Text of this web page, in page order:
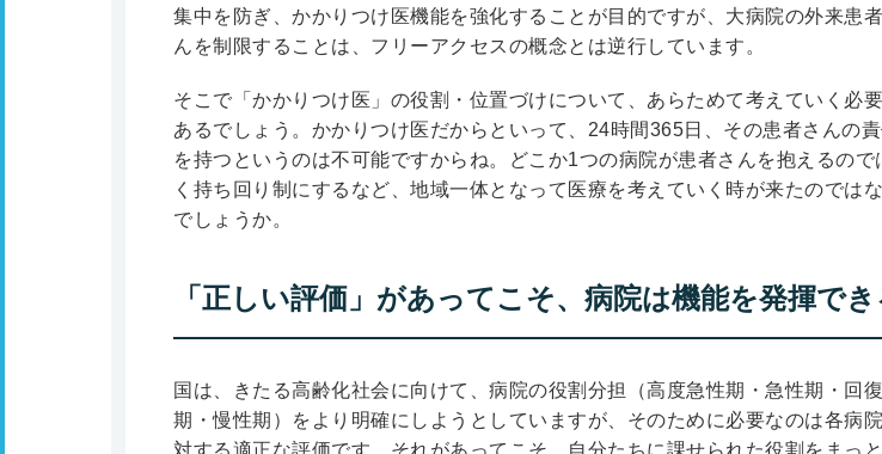
集中を防ぎ、かかりつけ医機能を強化することが目的ですが、大病院の外来患
んを制限することは、フリーアクセスの概念とは逆行しています。
そこで「かかりつけ医」の役割・位置づけについて、あらためて考えていく必
あるでしょう。かかりつけ医だからといって、24時間365日、その患者さんの
を持つというのは不可能ですからね。どこか1つの病院が患者さんを抱えるので
く持ち回り制にするなど、地域一体となって医療を考えていく時が来たのでは
でしょうか。
「正しい評価」があってこそ、病院は機能を発揮でき
国は、きたる高齢化社会に向けて、病院の役割分担（高度急性期・急性期・回復
期・慢性期）をより明確にしようとしていますが、そのために必要なのは各病
対する適正な評価です。それがあってこそ、自分たちに課せられた役割をまっと